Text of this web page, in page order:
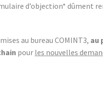
d’objection* dûment
au bureau COMINT3, au
pour les nouvelles